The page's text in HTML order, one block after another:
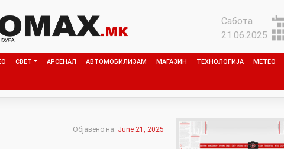
Сабота
21.06.2025
СВЕТ АРСЕНАЛ АВТОМОБИЛИЗАМ МАГАЗИН ТЕХНОЛОГИЈА МЕТЕО
Објавено на: June 21, 2025